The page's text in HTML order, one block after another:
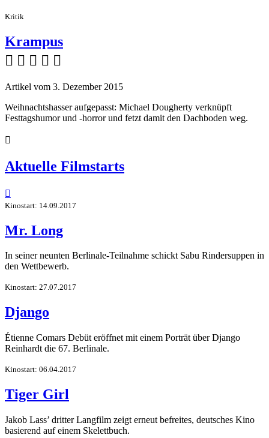
Kritik
Krampus
    
Artikel vom 3. Dezember 2015
Weihnachtshasser aufgepasst: Michael Dougherty verknüpft
Festtagshumor und -horror und fetzt damit den Dachboden weg.

Aktuelle Filmstarts

Kinostart: 14.09.2017
Mr. Long
In seiner neunten Berlinale-Teilnahme schickt Sabu Rindersuppen in
den Wettbewerb.
Kinostart: 27.07.2017
Django
Étienne Comars Debüt eröffnet mit einem Porträt über Django
Reinhardt die 67. Berlinale.
Kinostart: 06.04.2017
Tiger Girl
Jakob Lass’ dritter Langfilm zeigt erneut befreites, deutsches Kino
basierend auf einem Skelettbuch.